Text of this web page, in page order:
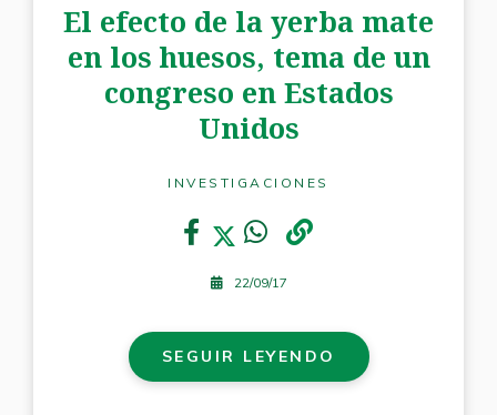
El efecto de la yerba mate
en los huesos, tema de un
congreso en Estados
Unidos
INVESTIGACIONES
22/09/17
SEGUIR LEYENDO